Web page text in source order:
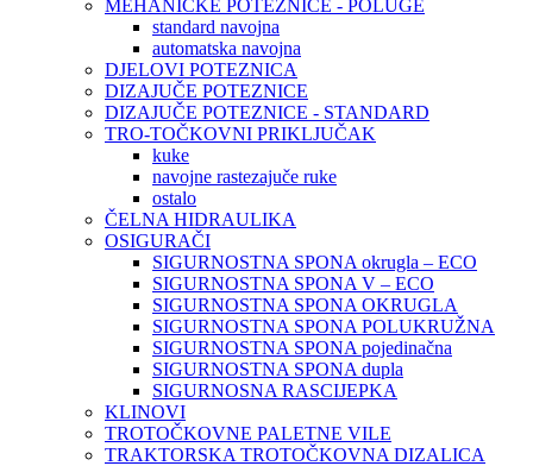
MEHANIČKE POTEZNICE - POLUGE
standard navojna
automatska navojna
DJELOVI POTEZNICA
DIZAJUČE POTEZNICE
DIZAJUČE POTEZNICE - STANDARD
TRO-TOČKOVNI PRIKLJUČAK
kuke
navojne rastezajuče ruke
ostalo
ČELNA HIDRAULIKA
OSIGURAČI
SIGURNOSTNA SPONA okrugla – ECO
SIGURNOSTNA SPONA V – ECO
SIGURNOSTNA SPONA OKRUGLA
SIGURNOSTNA SPONA POLUKRUŽNA
SIGURNOSTNA SPONA pojedinačna
SIGURNOSTNA SPONA dupla
SIGURNOSNA RASCIJEPKA
KLINOVI
TROTOČKOVNE PALETNE VILE
TRAKTORSKA TROTOČKOVNA DIZALICA